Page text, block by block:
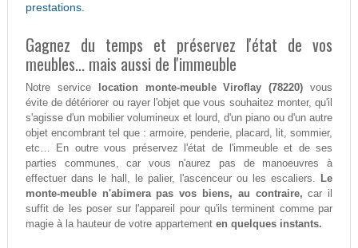
prestations.
Gagnez du temps et préservez l'état de vos
meubles... mais aussi de l'immeuble
Notre service location monte-meuble Viroflay (78220) vous
évite de détériorer ou rayer l'objet que vous souhaitez monter, qu'il
s'agisse d'un mobilier volumineux et lourd, d'un piano ou d'un autre
objet encombrant tel que : armoire, penderie, placard, lit, sommier,
etc… En outre vous préservez l'état de l'immeuble et de ses
parties communes, car vous n'aurez pas de manoeuvres à
effectuer dans le hall, le palier, l'ascenceur ou les escaliers. Le
monte-meuble n'abimera pas vos biens, au contraire, car il
suffit de les poser sur l'appareil pour qu'ils terminent comme par
magie à la hauteur de votre appartement en quelques instants.